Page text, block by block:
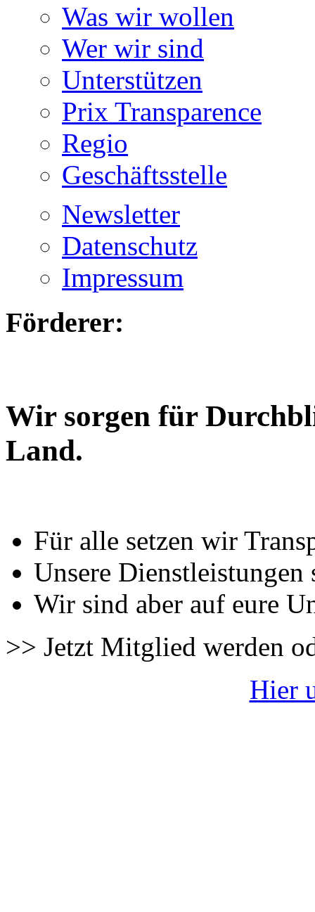
Was wir wollen
Wer wir sind
Unterstützen
Prix Transparence
Regio
Geschäftsstelle
Newsletter
Datenschutz
Impressum
Förderer:
Wir sorgen für
Land.
Für alle setzen wir
Unsere Dienstleistungen
Wir sind aber auf eure
>> Jetzt Mitglied werden
Hier